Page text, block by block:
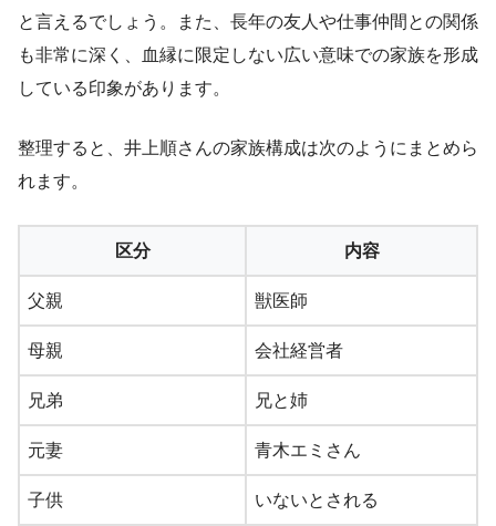
と言えるでしょう。また、長年の友人や仕事仲間との関係
も非常に深く、血縁に限定しない広い意味での家族を形成
している印象があります。
整理すると、井上順さんの家族構成は次のようにまとめら
れます。
区分 内容
父親 獣医師
母親 会社経営者
兄弟 兄と姉
元妻 青木エミさん
子供 いないとされる